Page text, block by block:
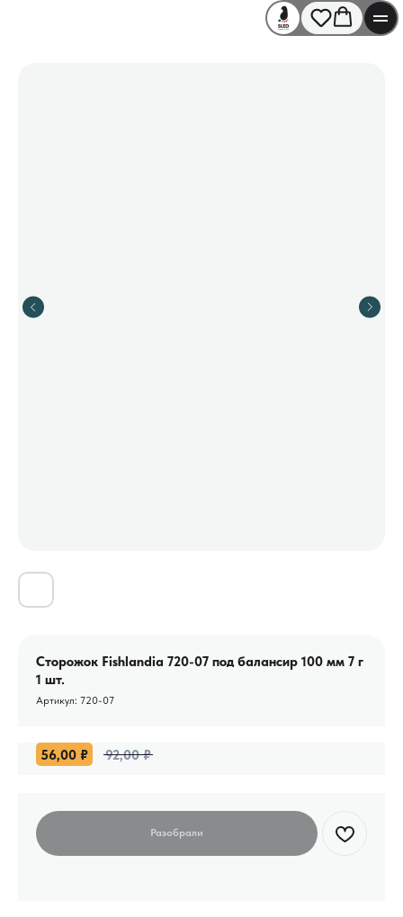
Сторожок Fishlandia 720-07 под балансир 100 мм 7 г
1 шт.
Артикул: 720-07
56,00 ₽ 92,00 ₽